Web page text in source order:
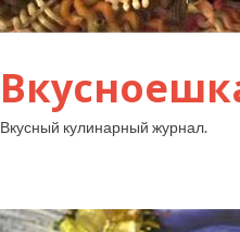
Вкусный кулинарный журнал.